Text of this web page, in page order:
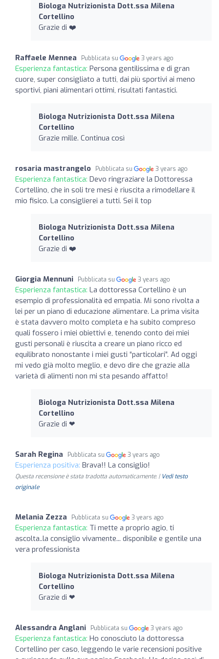
Biologa Nutrizionista Dott.ssa Milena
Cortellino
Grazie di ❤️
Raffaele Mennea Pubblicata su 3 years ago
Esperienza fantastica: Persona gentilissima e di gran
cuore, super consigliato a tutti, dai più sportivi ai meno
sportivi, piani alimentari ottimi, risultati fantastici.
Biologa Nutrizionista Dott.ssa Milena
Cortellino
Grazie mille. Continua così
rosaria mastrangelo Pubblicata su 3 years ago
Esperienza fantastica: Devo ringraziare la Dottoressa
Cortellino, che in soli tre mesi è riuscita a rimodellare il
mio fisico. La consiglierei a tutti. Sei il top
Biologa Nutrizionista Dott.ssa Milena
Cortellino
Grazie di ❤️
Giorgia Mennuni Pubblicata su 3 years ago
Esperienza fantastica: La dottoressa Cortellino è un
esempio di professionalità ed empatia. Mi sono rivolta a
lei per un piano di educazione alimentare. La prima visita
è stata davvero molto completa e ha subito compreso
quali fossero i miei obiettivi e, tenendo conto dei miei
gusti personali è riuscita a creare un piano ricco ed
equilibrato nonostante i miei gusti “particolari”. Ad oggi
mi vedo già molto meglio, e devo dire che grazie alla
varietà di alimenti non mi sta pesando affatto!
Biologa Nutrizionista Dott.ssa Milena
Cortellino
Grazie di ❤
Sarah Regina Pubblicata su 3 years ago
Esperienza positiva: Brava!! La consiglio!
Questa recensione è stata tradotta automaticamente. | Vedi testo
originale
Melania Zezza Pubblicata su 3 years ago
Esperienza fantastica: Ti mette a proprio agio, ti
ascolta..la consiglio vivamente... disponibile e gentile una
vera professionista
Biologa Nutrizionista Dott.ssa Milena
Cortellino
Grazie di ❤
Alessandra Anglani Pubblicata su 3 years ago
Esperienza fantastica: Ho conosciuto la dottoressa
Cortellino per caso, leggendo le varie recensioni positive